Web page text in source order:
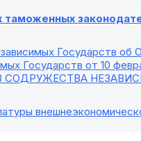
Государств об
Государств от 10
СОДРУЖЕСТВА